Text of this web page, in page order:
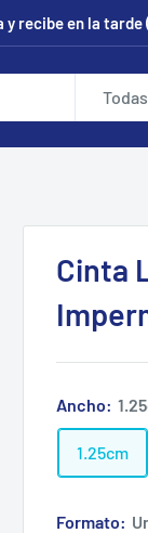
y recibe en la tarde
Cinta
Ancho:
1.25cm
Formato: